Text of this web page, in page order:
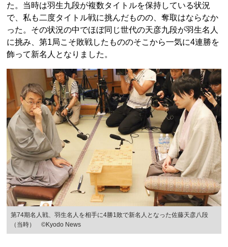
た。当時は羽生九段が複数タイトルを保持している状況
で、私も二度タイトル戦に挑んだものの、奪取はならなか
った。その状況の中でほぼ同じ世代の天彦九段が羽生名人
に挑み、第1局こそ敗戦したもののそこから一気に4連勝を
飾って新名人となりました。
第74期名人戦、羽生名人を相手に4勝1敗で新名人となった佐藤天彦八段
（当時） ©Kyodo News